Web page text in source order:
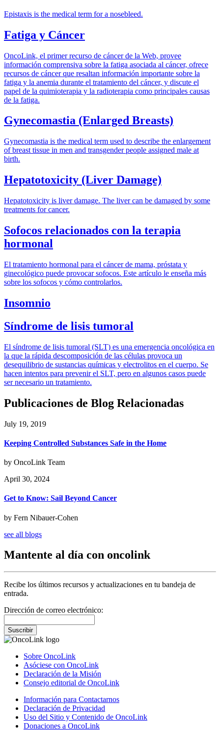
Epistaxis is the medical term for a nosebleed.
Fatiga y Cáncer
OncoLink, el primer recurso de cáncer de la Web, provee
información comprensiva sobre la fatiga asociada al cáncer, ofrece
recursos de cáncer que resaltan información importante sobre la
fatiga y la anemia durante el tratamiento del cáncer, y discute el
papel de la quimioterapia y la radioterapia como principales causas
de la fatiga.
Gynecomastia (Enlarged Breasts)
Gynecomastia is the medical term used to describe the enlargement
of breast tissue in men and transgender people assigned male at
birth.
Hepatotoxicity (Liver Damage)
Hepatotoxicity is liver damage. The liver can be damaged by some
treatments for cancer.
Sofocos relacionados con la terapia
hormonal
El tratamiento hormonal para el cáncer de mama, próstata y
ginecológico puede provocar sofocos. Este artículo le enseña más
sobre los sofocos y cómo controlarlos.
Insomnio
Síndrome de lisis tumoral
El síndrome de lisis tumoral (SLT) es una emergencia oncológica en
la que la rápida descomposición de las células provoca un
desequilibrio de sustancias químicas y electrolitos en el cuerpo. Se
hacen intentos para prevenir el SLT, pero en algunos casos puede
ser necesario un tratamiento.
Publicaciones de Blog Relacionadas
July 19, 2019
Keeping Controlled Substances Safe in the Home
by OncoLink Team
April 30, 2024
Get to Know: Sail Beyond Cancer
by Fern Nibauer-Cohen
see all blogs
Mantente al día con oncolink
Recibe los últimos recursos y actualizaciones en tu bandeja de
entrada.
Dirección de correo electrónico:
Suscribir
Sobre OncoLink
Asóciese con OncoLink
Declaración de la Misión
Consejo editorial de OncoLink
Información para Contactarnos
Declaración de Privacidad
Uso del Sitio y Contenido de OncoLink
Donaciones a OncoLink